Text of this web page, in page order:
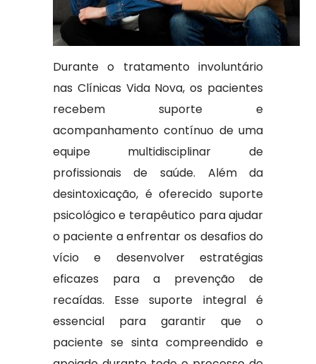
Durante o tratamento involuntário
nas Clínicas Vida Nova, os pacientes
recebem suporte e
acompanhamento contínuo de uma
equipe multidisciplinar de
profissionais de saúde. Além da
desintoxicação, é oferecido suporte
psicológico e terapêutico para ajudar
o paciente a enfrentar os desafios do
vício e desenvolver estratégias
eficazes para a prevenção de
recaídas. Esse suporte integral é
essencial para garantir que o
paciente se sinta compreendido e